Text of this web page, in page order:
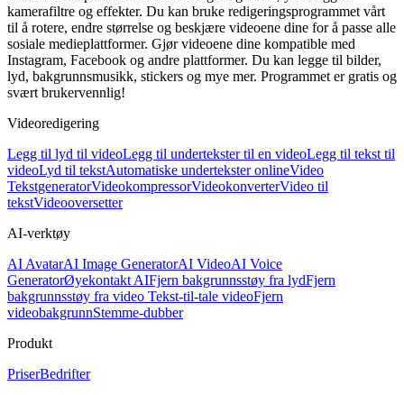
kamerafiltre og effekter. Du kan bruke redigeringsprogrammet vårt
til å rotere, endre størrelse og beskjære videoene dine for å passe alle
sosiale medieplattformer. Gjør videoene dine kompatible med
Instagram, Facebook og andre plattformer. Du kan legge til bilder,
lyd, bakgrunnsmusikk, stickers og mye mer. Programmet er gratis og
svært brukervennlig!
Videoredigering
Legg til lyd til videoLegg til undertekster til en videoLegg til tekst til
videoLyd til tekstAutomatiske undertekster onlineVideo
TekstgeneratorVideokompressorVideokonverterVideo til
tekstVideooversetter
AI-verktøy
AI AvatarAI Image GeneratorAI VideoAI Voice
GeneratorØyekontakt AIFjern bakgrunnsstøy fra lydFjern
bakgrunnsstøy fra video Tekst-til-tale videoFjern
videobakgrunnStemme-dubber
Produkt
PriserBedrifter